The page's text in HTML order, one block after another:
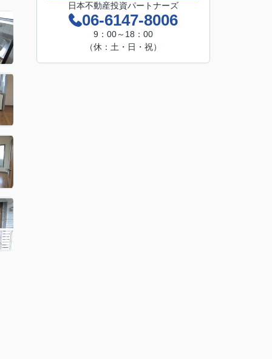
日本不動産投資パートナーズ
06-6147-8006
9：00～18：00
（休：土・日・祝）